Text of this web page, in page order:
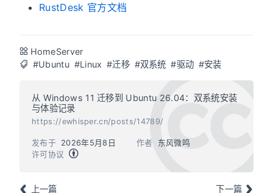
RustDesk 官方文档
HomeServer
#Ubuntu #Linux #迁移 #双系统 #驱动 #安装
从 Windows 11 迁移到 Ubuntu 26.04：双系统安装
与体验记录
https://ewhisper.cn/posts/14789/
作者 东风微鸣
发布于
2026年5月8日
许可协议
上一篇 下一篇